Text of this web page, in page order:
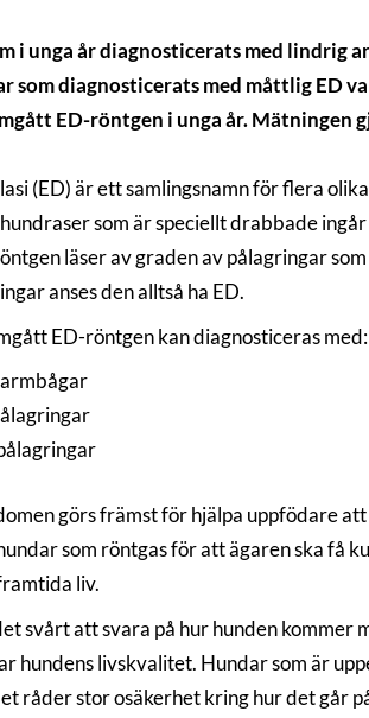
i unga år diagnosticerats med lindrig
som diagnosticerats med måttlig ED
ED-röntgen i unga år. Mätningen
(ED) är ett samlingsnamn för flera
som är speciellt drabbade
läser av graden av pålagringar
anses den alltså ha ED.
ED-röntgen kan diagnosticeras med:
görs främst för hjälpa uppfödare
som röntgas för att ägaren ska få
liv.
svårt att svara på hur hunden kommer
hundens livskvalitet. Hundar som är
råder stor osäkerhet kring hur det går